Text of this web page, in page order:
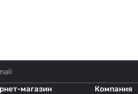
магазин Компания